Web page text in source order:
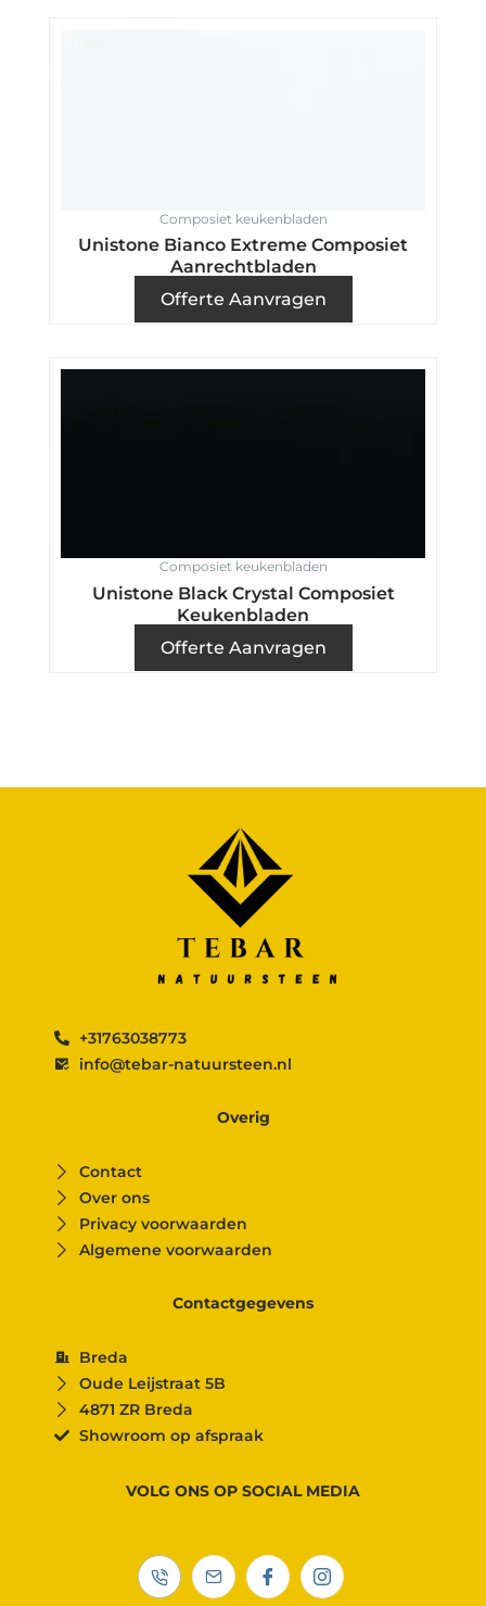
Composiet keukenbladen
Unistone Bianco Extreme Composiet
Aanrechtbladen
Offerte Aanvragen
Composiet keukenbladen
Unistone Black Crystal Composiet
Keukenbladen
Offerte Aanvragen
+31763038773
info@tebar-natuursteen.nl
Overig
Contact
Over ons
Privacy voorwaarden
Algemene voorwaarden
Contactgegevens
Breda
Oude Leijstraat 5B
4871 ZR Breda
Showroom op afspraak
VOLG ONS OP SOCIAL MEDIA